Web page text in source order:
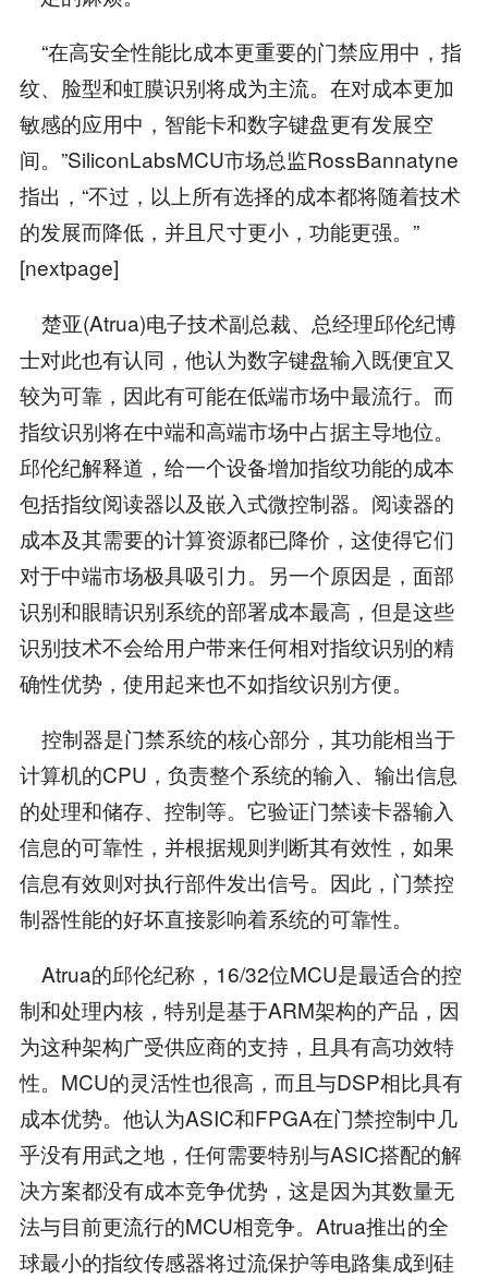
“在高安全性能比成本更重要的门禁应用中，指
纹、脸型和虹膜识别将成为主流。在对成本更加
敏感的应用中，智能卡和数字键盘更有发展空
间。”SiliconLabsMCU市场总监RossBannatyne
指出，“不过，以上所有选择的成本都将随着技术
的发展而降低，并且尺寸更小，功能更强。”
[nextpage]
楚亚(Atrua)电子技术副总裁、总经理邱伦纪博
士对此也有认同，他认为数字键盘输入既便宜又
较为可靠，因此有可能在低端市场中最流行。而
指纹识别将在中端和高端市场中占据主导地位。
邱伦纪解释道，给一个设备增加指纹功能的成本
包括指纹阅读器以及嵌入式微控制器。阅读器的
成本及其需要的计算资源都已降价，这使得它们
对于中端市场极具吸引力。另一个原因是，面部
识别和眼睛识别系统的部署成本最高，但是这些
识别技术不会给用户带来任何相对指纹识别的精
确性优势，使用起来也不如指纹识别方便。
控制器是门禁系统的核心部分，其功能相当于
计算机的CPU，负责整个系统的输入、输出信息
的处理和储存、控制等。它验证门禁读卡器输入
信息的可靠性，并根据规则判断其有效性，如果
信息有效则对执行部件发出信号。因此，门禁控
制器性能的好坏直接影响着系统的可靠性。
Atrua的邱伦纪称，16/32位MCU是最适合的控
制和处理内核，特别是基于ARM架构的产品，因
为这种架构广受供应商的支持，且具有高功效特
性。MCU的灵活性也很高，而且与DSP相比具有
成本优势。他认为ASIC和FPGA在门禁控制中几
乎没有用武之地，任何需要特别与ASIC搭配的解
决方案都没有成本竞争优势，这是因为其数量无
法与目前更流行的MCU相竞争。Atrua推出的全
球最小的指纹传感器将过流保护等电路集成到硅